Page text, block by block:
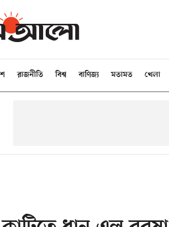
রাজনীতি বিশ্ব বাণিজ্য মতামত খেলা